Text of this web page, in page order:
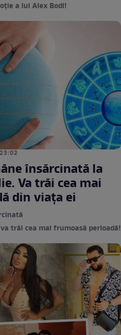
a lui Alex Bodi!
însărcinată la
Va trăi cea mai
din viața ei
trăi cea mai frumoasă perioadă!